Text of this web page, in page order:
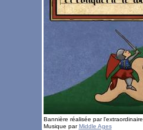
Bannière réalisée par l'extraordinaire
Musique parMiddle Ages